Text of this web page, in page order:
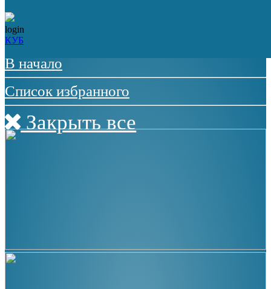
login
КУБ
Меню
В начало
Список избранного
Закрыть все